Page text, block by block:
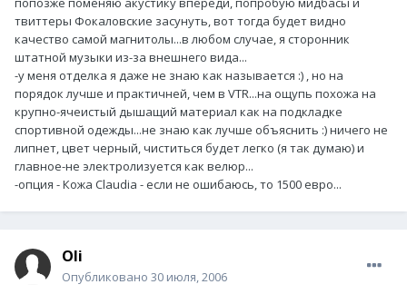
твиттеры Фокаловские засунуть, вот тогда будет видно
качество самой магнитолы...в любом случае, я сторонник
штатной музыки из-за внешнего вида...
-у меня отделка я даже не знаю как называется :) , но на
порядок лучше и практичней, чем в VTR...на ощупь похожа на
крупно-ячеистый дышащий материал как на подкладке
спортивной одежды...не знаю как лучше объяснить :) ничего не
липнет, цвет черный, чиститься будет легко (я так думаю) и
главное-не электролизуется как велюр...
-опция - Кожа Claudia - если не ошибаюсь, то 1500 евро...
Oli
Опубликовано 30 июля, 2006